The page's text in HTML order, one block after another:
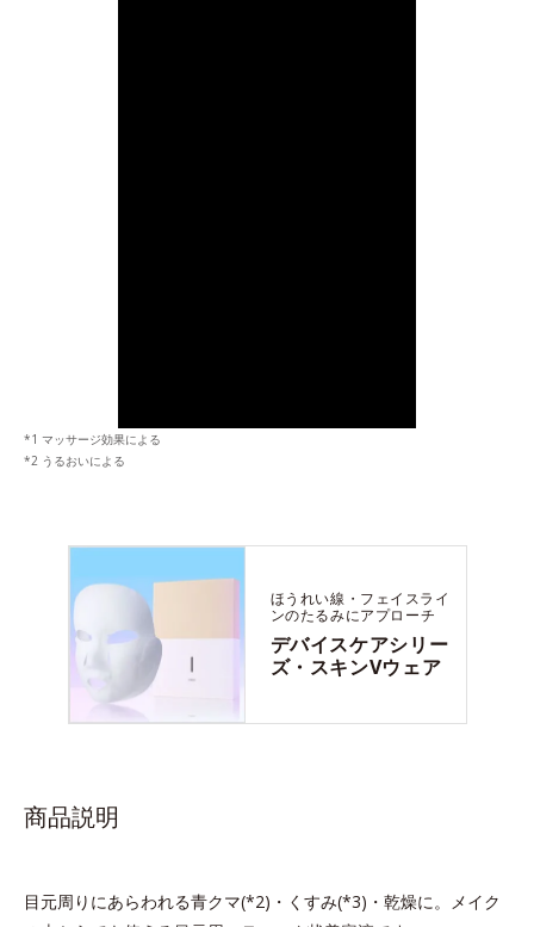
*1 マッサージ効果による
*2 うるおいによる
ほうれい線・フェイスライ
ンのたるみにアプローチ
デバイスケアシリー
ズ・ スキンVウェア
商品説明
目元周りにあらわれる青クマ(*2)・くすみ(*3)・乾燥に。メイク